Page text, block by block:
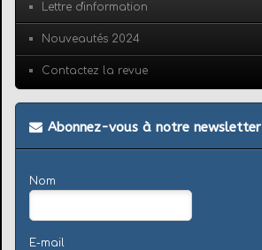
Lettre d'information
Nouveautés 2024
Contactez la revue
Abonnez-vous à notre newsletter
Nom
E-mail